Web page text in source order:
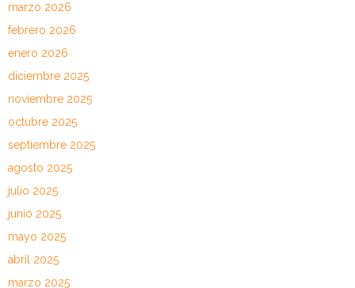
marzo 2026
febrero 2026
enero 2026
diciembre 2025
noviembre 2025
octubre 2025
septiembre 2025
agosto 2025
julio 2025
junio 2025
mayo 2025
abril 2025
marzo 2025